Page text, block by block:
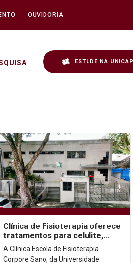
OUVIDORIA
ESTUDE NA UNICAP
Clínica de Fisioterapia oferece
tratamentos para celulite,
flacidez, gordura localizada e...
A Clínica Escola de Fisioterapia
Corpore Sano, da Universidade